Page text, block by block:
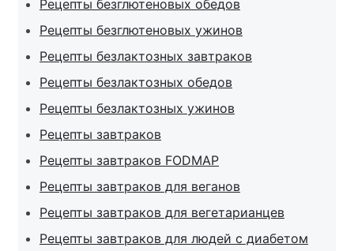
Рецепты безглютеновых обедов
Рецепты безглютеновых ужинов
Рецепты безлактозных завтраков
Рецепты безлактозных обедов
Рецепты безлактозных ужинов
Рецепты завтраков
Рецепты завтраков FODMAP
Рецепты завтраков для веганов
Рецепты завтраков для вегетарианцев
Рецепты завтраков для людей с диабетом